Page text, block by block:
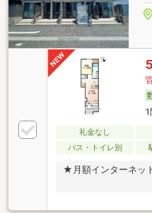
礼金なし
バス・トイレ別
★月額インターネッ